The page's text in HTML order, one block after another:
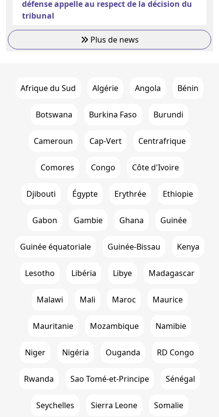
défense appelle au respect de la décision du
tribunal
Plus de news
Afrique du Sud Algérie Angola Bénin
Botswana Burkina Faso Burundi
Cameroun Cap-Vert Centrafrique
Comores Congo Côte d'Ivoire
Djibouti Égypte Erythrée Ethiopie
Gabon Gambie Ghana Guinée
Guinée équatoriale Guinée-Bissau Kenya
Lesotho Libéria Libye Madagascar
Malawi Mali Maroc Maurice
Mauritanie Mozambique Namibie
Niger Nigéria Ouganda RD Congo
Rwanda Sao Tomé-et-Principe Sénégal
Seychelles Sierra Leone Somalie